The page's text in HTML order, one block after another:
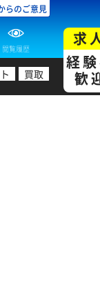
らのご意見
閲覧履歴
買取
求
経
歓